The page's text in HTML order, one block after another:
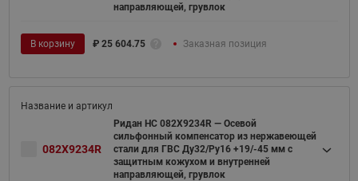
направляющей, грувлок
В корзину ₽ 25 604.75 Заказная позиция
082X9234R
Ридан НС 082X9234R — Осевой
сильфонный компенсатор из нержавеющей
стали для ГВС Ду32/Ру16 +19/-45 мм с
защитным кожухом и внутренней
направляющей, грувлок